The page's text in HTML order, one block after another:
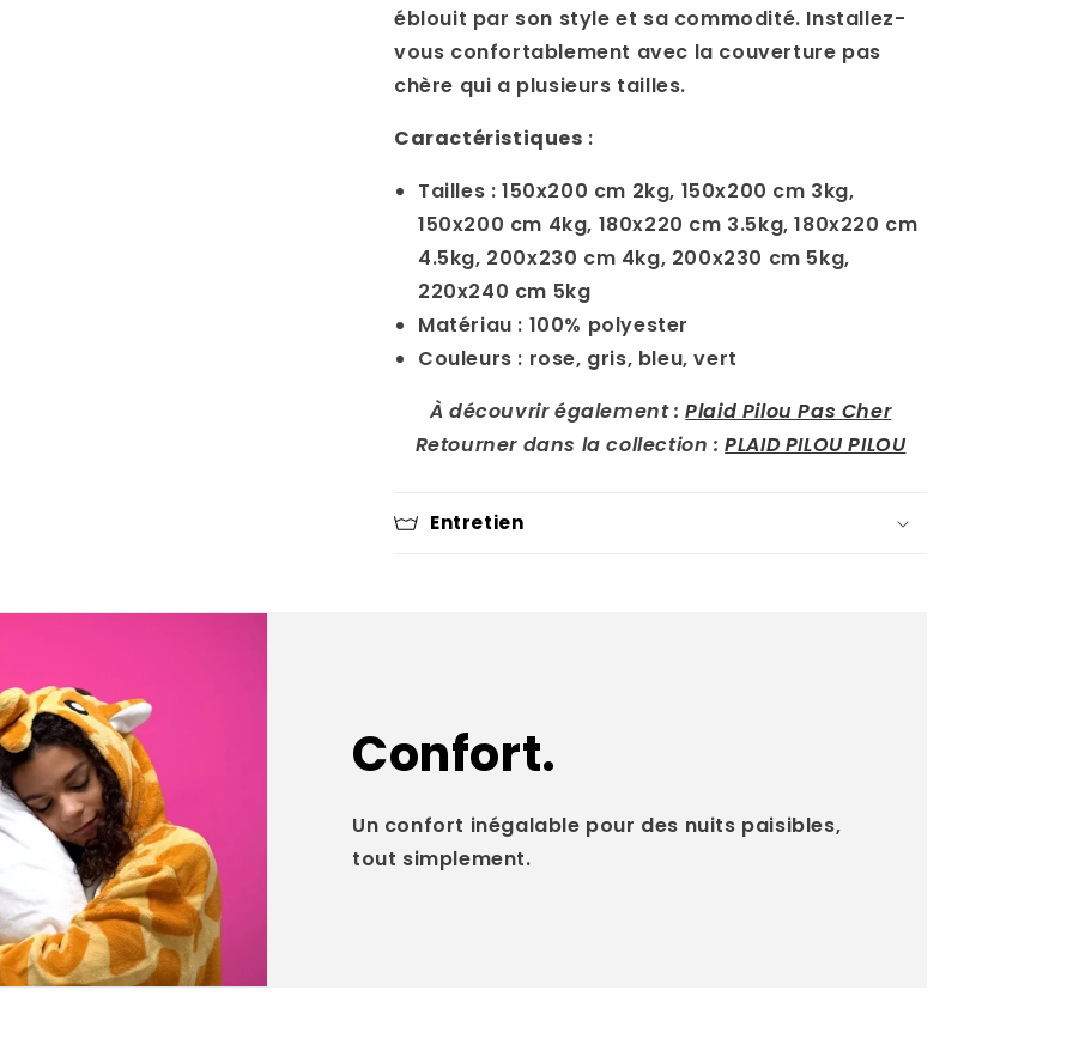
éblouit par son style et sa commodité. Installez-
vous confortablement avec la couverture pas
chère qui a plusieurs tailles.
Caractéristiques :
Tailles : 150x200 cm 2kg, 150x200 cm 3kg,
150x200 cm 4kg, 180x220 cm 3.5kg, 180x220 cm
4.5kg, 200x230 cm 4kg, 200x230 cm 5kg,
220x240 cm 5kg
Matériau : 100% polyester
Couleurs : rose, gris, bleu, vert
À découvrir également :Plaid Pilou Pas Cher
Retourner dans la collection :PLAID PILOU PILOU
Entretien
Confort.
Un confort inégalable pour des nuits paisibles,
tout simplement.